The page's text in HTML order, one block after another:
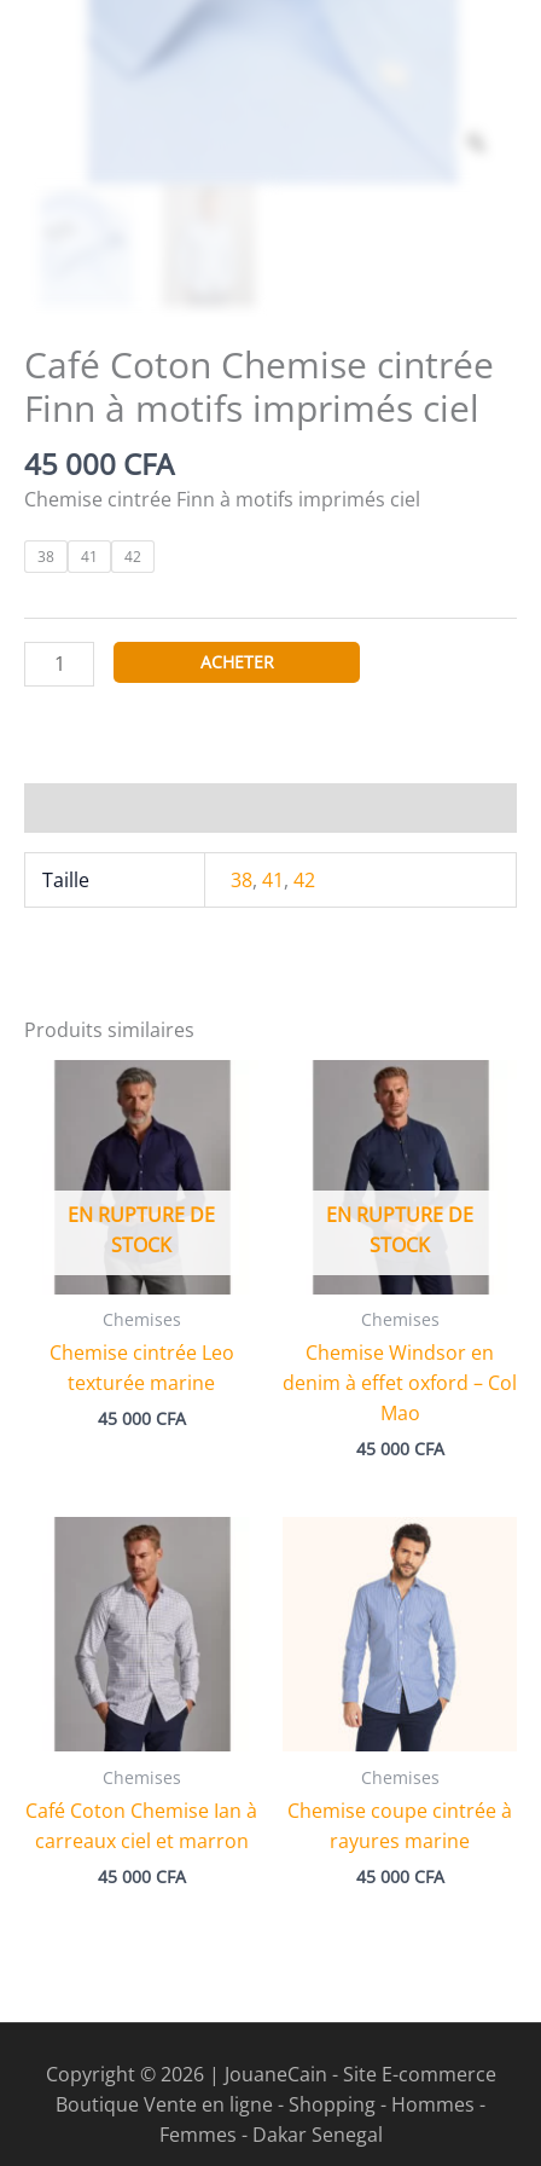
Café Coton Chemise cintrée
Finn à motifs imprimés ciel
45 000 CFA
Chemise cintrée Finn à motifs imprimés ciel
38 41 42
quantité
de
Finn
ACHETER
Taille 38,41,42
Produits similaires
EN RUPTURE DE
STOCK
Chemises
Chemise cintrée Leo
texturée marine
45 000 CFA
EN RUPTURE DE
STOCK
Chemises
Chemise Windsor en
denim à effet oxford – Col
Mao
45 000 CFA
Chemises
Café Coton Chemise Ian à
carreaux ciel et marron
45 000 CFA
Chemises
Chemise coupe cintrée à
rayures marine
45 000 CFA
Copyright © 2026 | JouaneCain - Site E-commerce
Boutique Vente en ligne - Shopping - Hommes -
Femmes - Dakar Senegal